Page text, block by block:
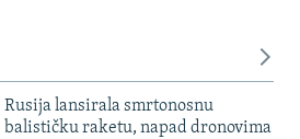
Rusija lansirala smrtonosnu
balističku raketu, napad dronovima